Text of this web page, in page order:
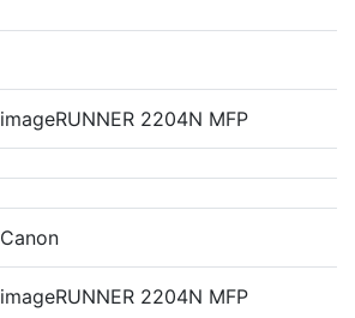
imageRUNNER 2204N MFP
Canon
imageRUNNER 2204N MFP